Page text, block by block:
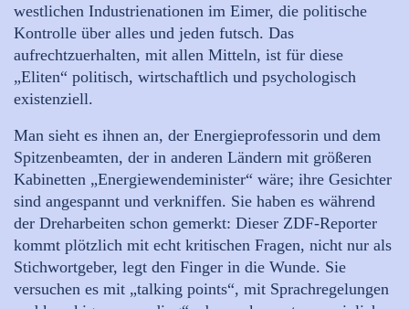
westlichen Industrienationen im Eimer, die politische
Kontrolle über alles und jeden futsch. Das
aufrechtzuerhalten, mit allen Mitteln, ist für diese
„Eliten“ politisch, wirtschaftlich und psychologisch
existenziell.
Man sieht es ihnen an, der Energieprofessorin und dem
Spitzenbeamten, der in anderen Ländern mit größeren
Kabinetten „Energiewendeminister“ wäre; ihre Gesichter
sind angespannt und verkniffen. Sie haben es während
der Dreharbeiten schon gemerkt: Dieser ZDF-Reporter
kommt plötzlich mit echt kritischen Fragen, nicht nur als
Stichwortgeber, legt den Finger in die Wunde. Sie
versuchen es mit „talking points“, mit Sprachregelungen